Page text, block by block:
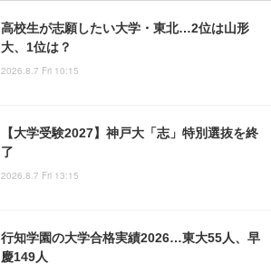
高校生が志願したい大学・東北…2位は山形
大、1位は？
2026.8.7 Fri 10:15
【大学受験2027】神戸大「志」特別選抜を終
了
2026.8.7 Fri 13:15
行知学園の大学合格実績2026…東大55人、早
慶149人